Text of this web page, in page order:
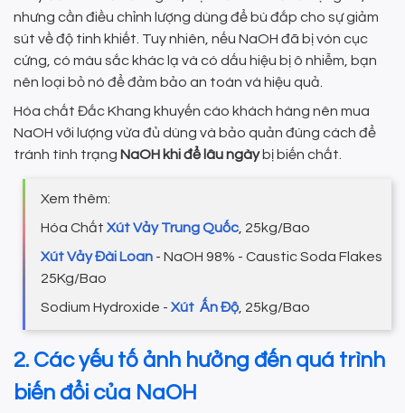
nhưng cần điều chỉnh lượng dùng để bù đắp cho sự giảm
sút về độ tinh khiết. Tuy nhiên, nếu NaOH đã bị vón cục
cứng, có màu sắc khác lạ và có dấu hiệu bị ô nhiễm, bạn
nên loại bỏ nó để đảm bảo an toàn và hiệu quả.
Hóa chất Đắc Khang khuyến cáo khách hàng nên mua
NaOH với lượng vừa đủ dùng và bảo quản đúng cách để
tránh tình trạng NaOH khi để lâu ngàybị biến chất.
Xem thêm:
Hóa Chất Xút Vảy Trung Quốc , 25kg/Bao
Xút Vảy Đài Loan - NaOH 98% - Caustic Soda Flakes
25Kg/Bao
Sodium Hydroxide - Xút Ấn Độ , 25kg/Bao
2. Các yếu tố ảnh hưởng đến quá trình
biến đổi của NaOH